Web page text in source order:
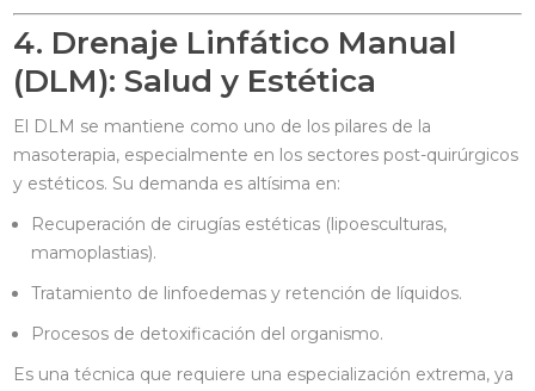
4. Drenaje Linfático Manual
(DLM): Salud y Estética
El DLM se mantiene como uno de los pilares de la
masoterapia, especialmente en los sectores post-quirúrgicos
y estéticos. Su demanda es altísima en:
Recuperación de cirugías estéticas (lipoesculturas,
mamoplastias).
Tratamiento de linfoedemas y retención de líquidos.
Procesos de detoxificación del organismo.
Es una técnica que requiere una especialización extrema, ya